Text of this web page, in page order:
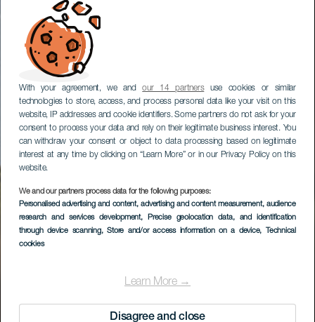
With your agreement, we andour 14 partnersuse cookies or similar
technologies to store, access, and process personal data like your visit on this
website, IP addresses and cookie identifiers. Some partners do not ask for your
consent to process your data and rely on their legitimate business interest. You
can withdraw your consent or object to data processing based on legitimate
interest at any time by clicking on “Learn More” or in our Privacy Policy on this
website.
We and our partners process data for the following purposes:
Personalised advertising and content, advertising and content measurement, audience
research and services development, Precise geolocation data, and identification
through device scanning, Store and/or access information on a device, Technical
cookies
Learn More →
Disagree and close